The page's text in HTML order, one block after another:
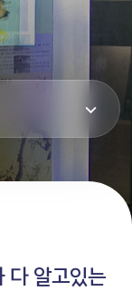
다 알고있는